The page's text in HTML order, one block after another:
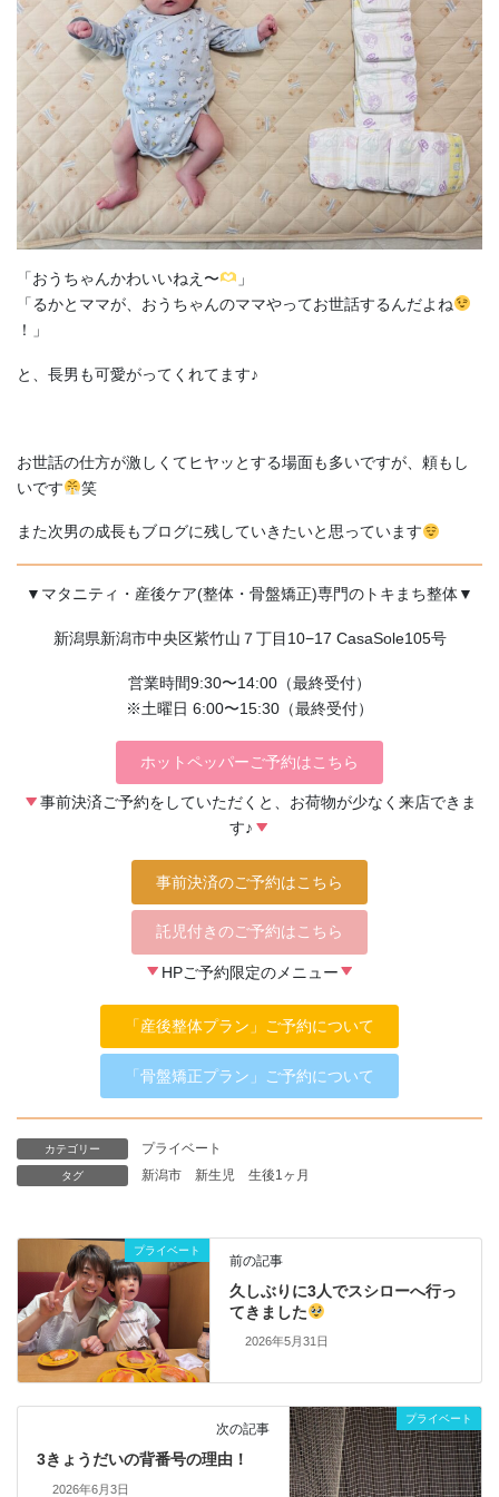
「おうちゃんかわいいねえ〜
」
「るかとママが、おうちゃんのママやってお世話するんだよね
！」
と、長男も可愛がってくれてます♪
お世話の仕方が激しくてヒヤッとする場面も多いですが、頼もし
いです
笑
また次男の成長もブログに残していきたいと思っています
▼マタニティ・産後ケア(整体・骨盤矯正)専門のトキまち整体▼
新潟県新潟市中央区紫竹山７丁目10−17 CasaSole105号
営業時間9:30〜14:00（最終受付）
※土曜日 6:00〜15:30（最終受付）
ホットペッパーご予約はこちら
事前決済ご予約をしていただくと、お荷物が少なく来店できま
す♪
事前決済のご予約はこちら
託児付きのご予約はこちら
HPご予約限定のメニュー
「産後整体プラン」ご予約について
「骨盤矯正プラン」ご予約について
カテゴリー プライベート
タグ 新潟市 新生児 生後1ヶ月
プライベート
前の記事
久しぶりに3人でスシローへ行っ
てきました
2026年5月31日
プライベート
次の記事
3きょうだいの背番号の理由！
2026年6月3日